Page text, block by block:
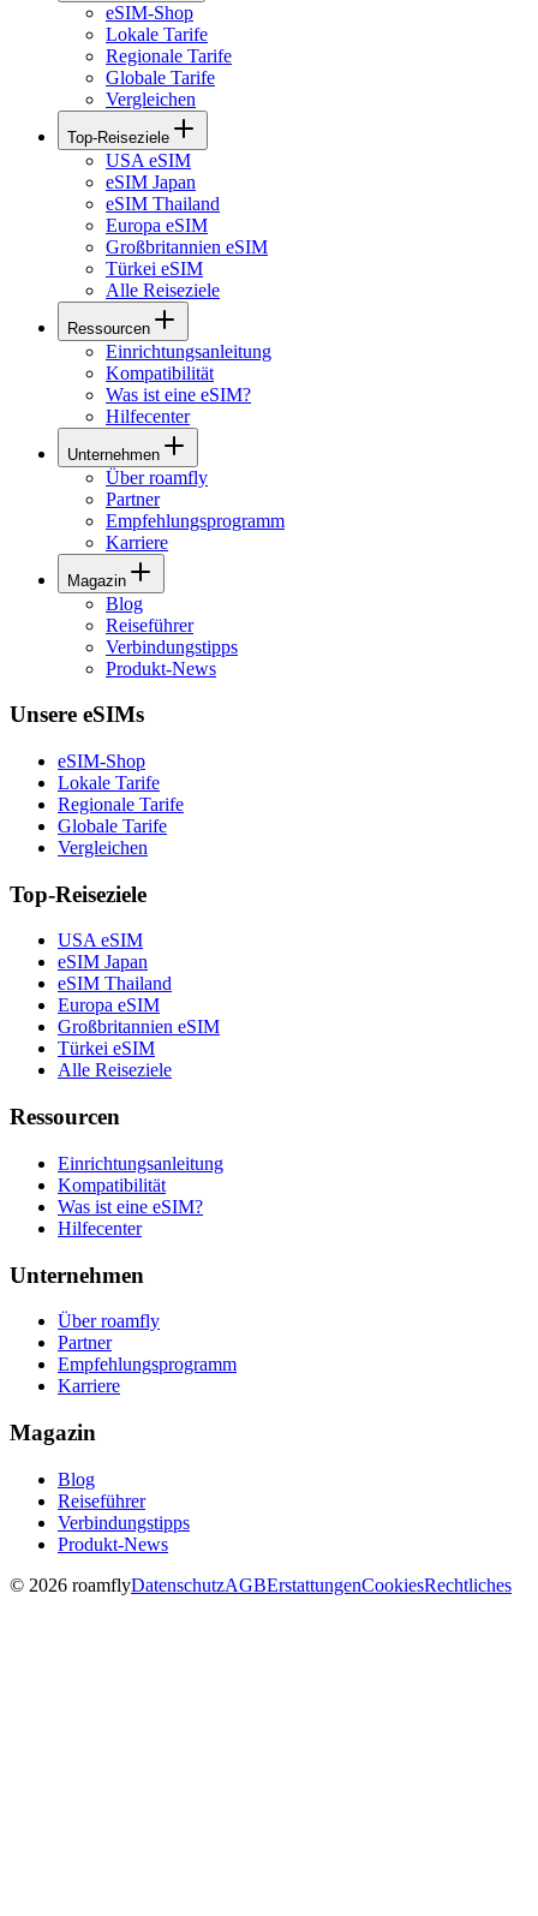
eSIM-Shop
Lokale Tarife
Regionale Tarife
Globale Tarife
Vergleichen
Top-Reiseziele
USA eSIM
eSIM Japan
eSIM Thailand
Europa eSIM
Großbritannien eSIM
Türkei eSIM
Alle Reiseziele
Ressourcen
Einrichtungsanleitung
Kompatibilität
Was ist eine eSIM?
Hilfecenter
Unternehmen
Über roamfly
Partner
Empfehlungsprogramm
Karriere
Magazin
Blog
Reiseführer
Verbindungstipps
Produkt-News
Unsere eSIMs
eSIM-Shop
Lokale Tarife
Regionale Tarife
Globale Tarife
Vergleichen
Top-Reiseziele
USA eSIM
eSIM Japan
eSIM Thailand
Europa eSIM
Großbritannien eSIM
Türkei eSIM
Alle Reiseziele
Ressourcen
Einrichtungsanleitung
Kompatibilität
Was ist eine eSIM?
Hilfecenter
Unternehmen
Über roamfly
Partner
Empfehlungsprogramm
Karriere
Magazin
Blog
Reiseführer
Verbindungstipps
Produkt-News
© 2026 roamflyDatenschutzAGBErstattungenCookiesRechtliches